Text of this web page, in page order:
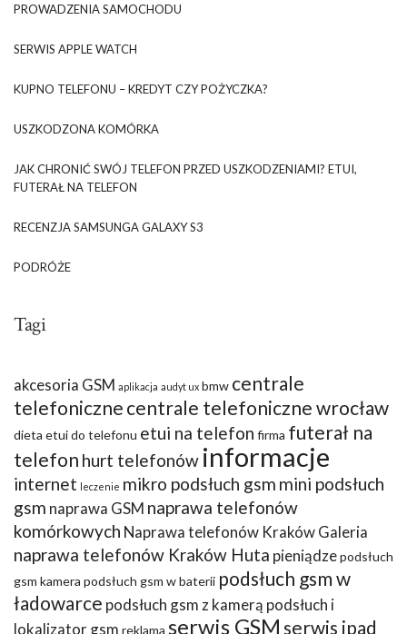
PROWADZENIA SAMOCHODU
SERWIS APPLE WATCH
KUPNO TELEFONU – KREDYT CZY POŻYCZKA?
USZKODZONA KOMÓRKA
JAK CHRONIĆ SWÓJ TELEFON PRZED USZKODZENIAMI? ETUI,
FUTERAŁ NA TELEFON
RECENZJA SAMSUNGA GALAXY S3
PODRÓŻE
Tagi
akcesoria GSM aplikacja audyt ux bmw centrale
telefoniczne centrale telefoniczne wrocław
dieta etui do telefonu etui na telefon firma futerał na
telefon hurt telefonów informacje
internet leczenie mikro podsłuch gsm mini podsłuch
gsm naprawa GSM naprawa telefonów
komórkowych Naprawa telefonów Kraków Galeria
naprawa telefonów Kraków Huta pieniądzepodsłuch
gsm kamera podsłuch gsm w baterii podsłuch gsm w
ładowarce podsłuch gsm z kamerą podsłuch i
lokalizator gsm reklama serwis GSM serwis ipad